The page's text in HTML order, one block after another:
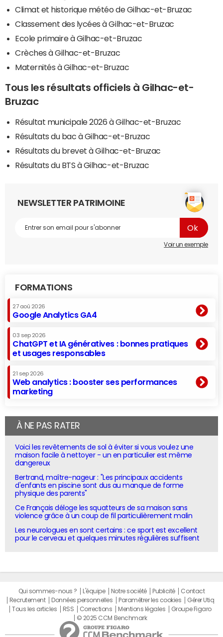
Climat et historique météo de Gilhac-et-Bruzac
Classement des lycées à Gilhac-et-Bruzac
Ecole primaire à Gilhac-et-Bruzac
Crèches à Gilhac-et-Bruzac
Maternités à Gilhac-et-Bruzac
Tous les résultats officiels à Gilhac-et-
Bruzac
Résultat municipale 2026 à Gilhac-et-Bruzac
Résultats du bac à Gilhac-et-Bruzac
Résultats du brevet à Gilhac-et-Bruzac
Résultats du BTS à Gilhac-et-Bruzac
NEWSLETTER PATRIMOINE
Voir un exemple
FORMATIONS
27 aoû 2026
Google Analytics GA4
03 sep 2026
ChatGPT et IA génératives : bonnes pratiques
et usages responsables
21 sep 2026
Web analytics : booster ses performances
marketing
À NE PAS RATER
Voici les revêtements de sol à éviter si vous voulez une
maison facile à nettoyer - un en particulier est même
dangereux
Bertrand, maître-nageur : "Les principaux accidents
d'enfants en piscine sont dus au manque de forme
physique des parents"
Ce Français déloge les squatteurs de sa maison sans
violence grâce à un coup de fil particulièrement malin
Les neurologues en sont certains : ce sport est excellent
pour le cerveau et quelques minutes régulières suffisent
Qui sommes-nous ? L'équipe Notre société Publicité
Contact
Recrutement
Données personnelles Paramétrer les cookies
Gérer Utiq
Tous les articles
RSS Corrections Mentions légales
Groupe Figaro
© 2025 CCM Benchmark